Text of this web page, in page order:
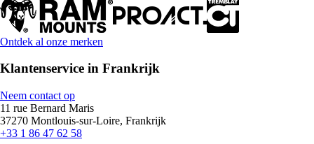
Ontdek al onze merken
Klantenservice in Frankrijk
Neem contact op
11 rue Bernard Maris
37270 Montlouis-sur-Loire, Frankrijk
+33 1 86 47 62 58